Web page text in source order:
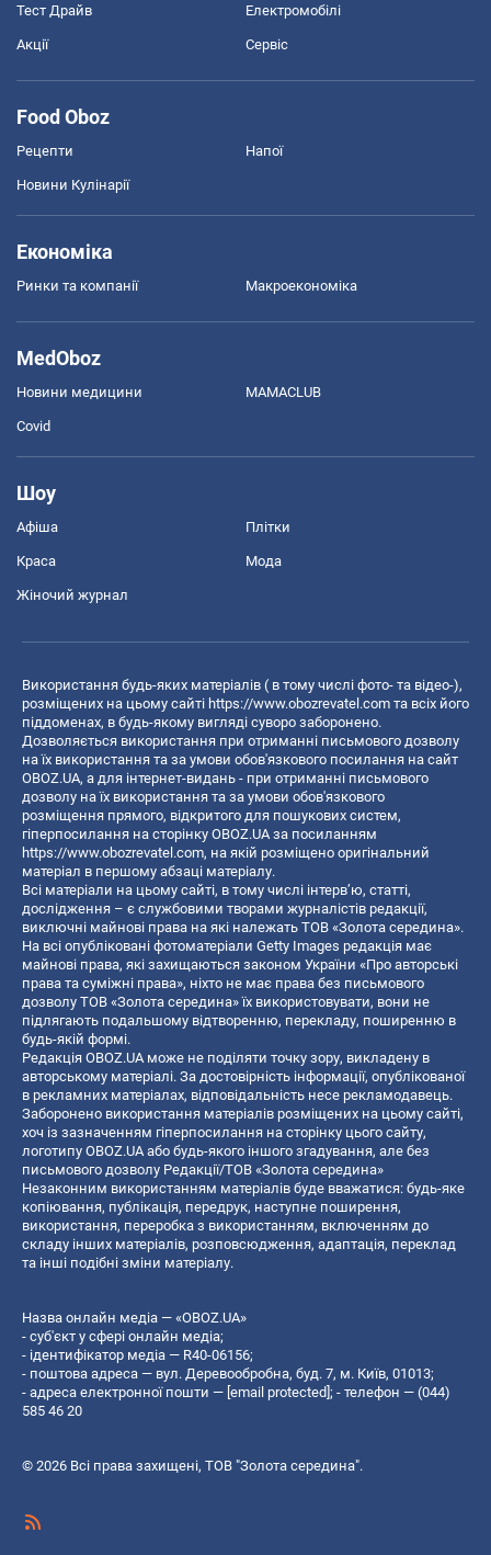
Тест Драйв Електромобілі
Акції Сервіс
Food Oboz
Рецепти Напої
Новини Кулінарії
Економіка
Ринки та компанії Макроекономіка
MedOboz
Новини медицини MAMACLUB
Covid
Шоу
Афіша Плітки
Краса Мода
Жіночий журнал
Використання будь-яких матеріалів ( в тому числі фото- та відео-),
розміщених на цьому сайті https://www.obozrevatel.com та всіх його
піддоменах, в будь-якому вигляді суворо заборонено.
Дозволяється використання при отриманні письмового дозволу
на їх використання та за умови обов'язкового посилання на сайт
OBOZ.UA, а для інтернет-видань - при отриманні письмового
дозволу на їх використання та за умови обов'язкового
розміщення прямого, відкритого для пошукових систем,
гіперпосилання на сторінку OBOZ.UA за посиланням
https://www.obozrevatel.com, на якій розміщено оригінальний
матеріал в першому абзаці матеріалу.
Всі матеріали на цьому сайті, в тому числі інтерв’ю, статті,
дослідження – є службовими творами журналістів редакції,
виключні майнові права на які належать ТОВ «Золота середина».
На всі опубліковані фотоматеріали Getty Images редакція має
майнові права, які захищаються законом України «Про авторські
права та суміжні права», ніхто не має права без письмового
дозволу ТОВ «Золота середина» їх використовувати, вони не
підлягають подальшому відтворенню, перекладу, поширенню в
будь-якій формі.
Редакція OBOZ.UA може не поділяти точку зору, викладену в
авторському матеріалі. За достовірність інформації, опублікованої
в рекламних матеріалах, відповідальність несе рекламодавець.
Заборонено використання матеріалів розміщених на цьому сайті,
хоч із зазначенням гіперпосилання на сторінку цього сайту,
логотипу OBOZ.UA або будь-якого іншого згадування, але без
письмового дозволу Редакції/ТОВ «Золота середина»
Незаконним використанням матеріалів буде вважатися: будь-яке
копiювання, публiкацiя, передрук, наступне поширення,
використання, переробка з використанням, включенням до
складу інших матеріалів, розповсюдження, адаптація, переклад
та інші подібні зміни матеріалу.
Назва онлайн медіа — «OBOZ.UA»
- суб'єкт у сфері онлайн медіа;
- ідентифікатор медіа — R40-06156;
- поштова адреса — вул. Деревообробна, буд. 7, м. Київ, 01013;
- адреса електронної пошти — [email protected] ; - телефон — (044)
585 46 20
© 2026 Всі права захищені, ТОВ "Золота середина".